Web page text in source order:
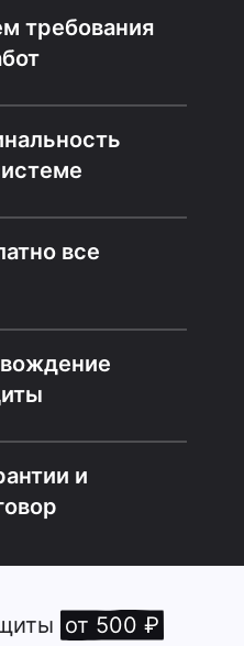
требования
все
и
от 500 ₽